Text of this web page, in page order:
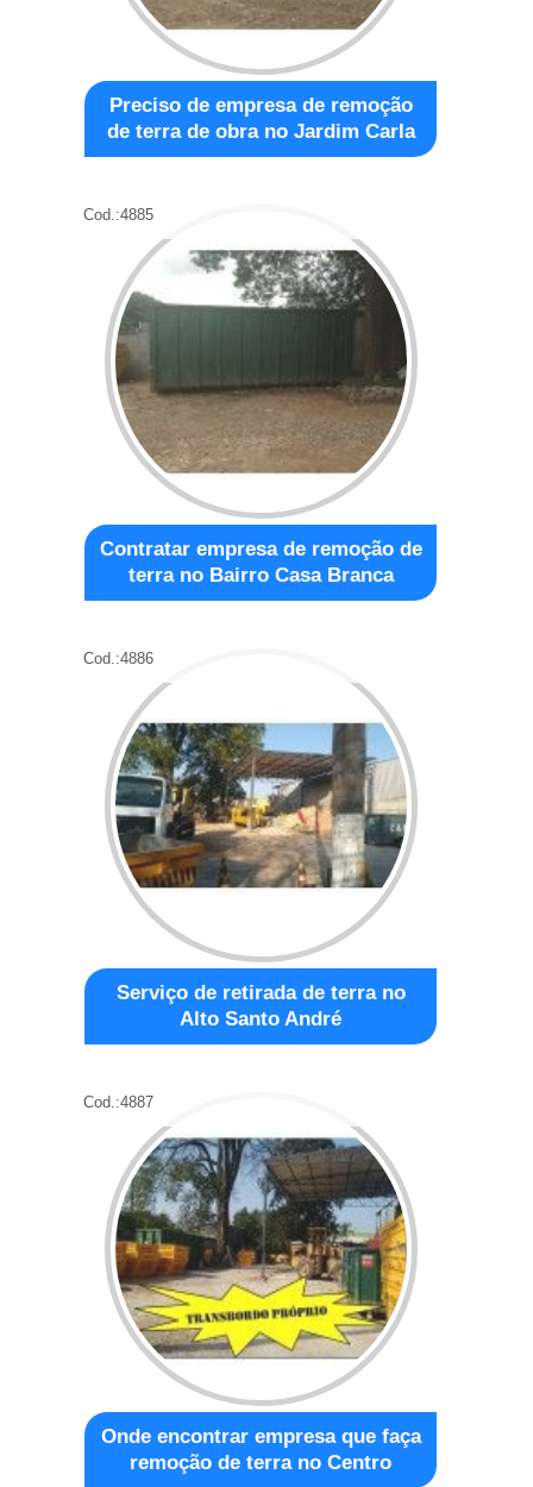
Preciso de empresa de remoção
de terra de obra no Jardim Carla
Cod.:4885
Contratar empresa de remoção de
terra no Bairro Casa Branca
Cod.:4886
Serviço de retirada de terra no
Alto Santo André
Cod.:4887
Onde encontrar empresa que faça
remoção de terra no Centro